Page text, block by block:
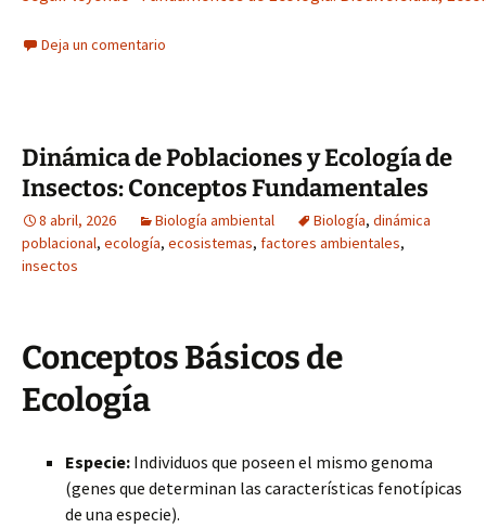
Deja un comentario
Dinámica de Poblaciones y Ecología de
Insectos: Conceptos Fundamentales
8 abril, 2026 Biología ambiental Biología, dinámica
poblacional, ecología, ecosistemas, factores ambientales,
insectos
Conceptos Básicos de
Ecología
Especie: Individuos que poseen el mismo genoma
(genes que determinan las características fenotípicas
de una especie).